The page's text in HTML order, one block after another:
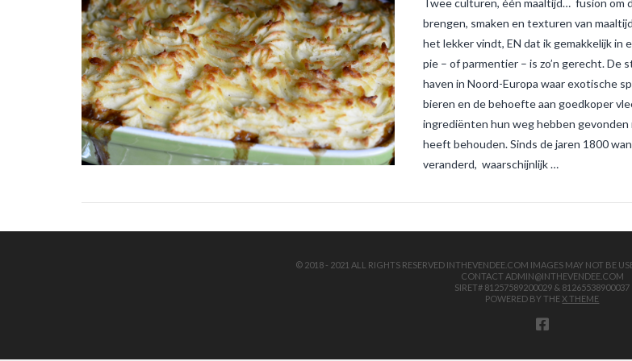
Twee culturen, één maaltijd… fusion om
brengen, smaken en texturen van
het lekker vindt, EN dat ik gemakkelijk in
pie – of parmentier – is zo’n gerecht. De
haven in Noord-Europa waar exotische
bieren en de behoefte aan goedkoper
ingrediënten hun weg hebben
heeft behouden. Sinds de jaren 1800
veranderd, waarschijnlijk …
© 2018 - 2021 ALL RIGHTS RESERVED INTHEVENDEE.COM IMAGES MAY NOT BE
CONTACT ADMIN@INTHEVENDEE.COM
SIRET# 81257589200029 & 81265538900037
POWERED BY THEX THEME